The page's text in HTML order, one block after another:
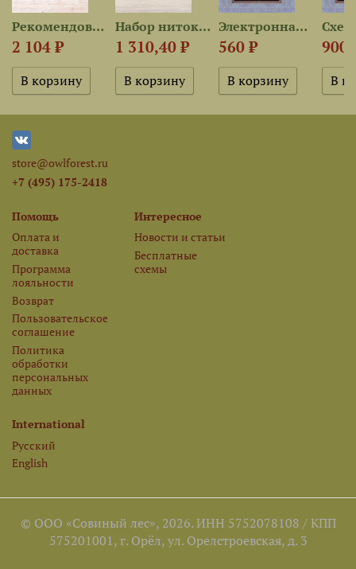
Рекомендованная ткань для...
2 104 ₽
Набор ниток OwlForest для...
1 310,40 ₽
Электронная схема...
560 ₽ 900
store@owlforest.ru
+7 (495) 175-2418
Помощь
Оплата и
доставка
Программа
лояльности
Возврат
Пользовательское
соглашение
Политика
обработки
персональных
данных
Интересное
Новости и статьи
Бесплатные
схемы
International
Русский
English
© ООО «Совиный лес», 2026. ИНН 5752078108 / КПП
575201001, г. Орёл, ул. Орелстроевская, д. 3